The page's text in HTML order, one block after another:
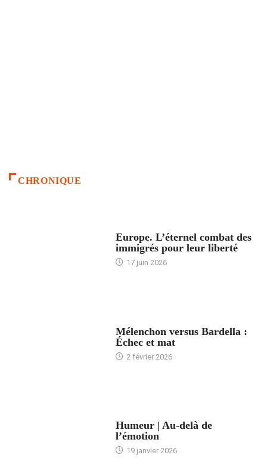
CHRONIQUE
Europe. L’éternel combat des
immigrés pour leur liberté
17 juin 2026
Mélenchon versus Bardella :
Échec et mat
2 février 2026
Humeur | Au-delà de
l’émotion
19 janvier 2026